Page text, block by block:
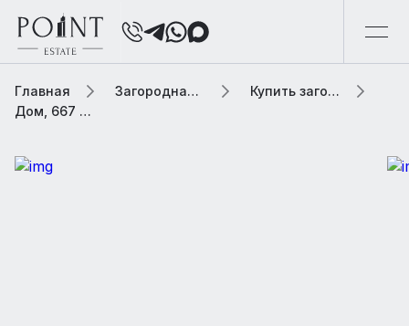
Главная Загородная элитная недвижимость
Купить загородную элитную недвижимость
Дом, 667 м² В коттеджном поселке «ТСН ДК Весна»